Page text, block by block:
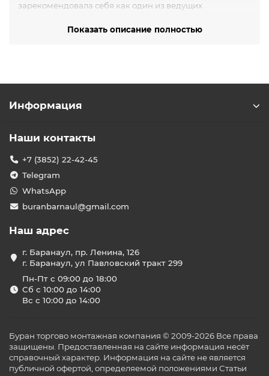
зарекомендовала себя как один из ведущих
России. В 2019 году совместно с компаниями AUX и
мульти-сплит системы, кассетные, канальные и
Основные категории
устройства с плавной регулировкой мощности,
экономию электроэнергии.
On/Off модели
включением и выключением компрессора,
Кассетные кондиционеры
подвесные потолки, равномерно распределяя
воздух по всему помещению.
обеспечивают бесшумную работу и эстетичный
внешний вид интерьера.
Напольно-потолочные кондиционеры
помещений с ограниченным пространством.
Наружные блоки мульти-сплит систем–
позволяют подключать несколько внутренних
Показать описание полностью
Информация
Наши контакты
+7 (3852) 22-42-45
Telegram
WhatsApp
buranbarnaul@gmail.com
Наш адрес
г. Баранаул, пр. Ленина, 126
г. Баранаул, ул Павловский тракт 299
Пн-Пт с 09:00 до 18:00
Сб с 10:00 до 14:00
Вс с 10:00 до 14:00
Буран торгово монтажная компания © 2009-2026 Все права
защищены. Предоставленная на сайте информация несёт
справочный характер. Информация на сайте не является
публичной офертой, определяемой положениями Статьи